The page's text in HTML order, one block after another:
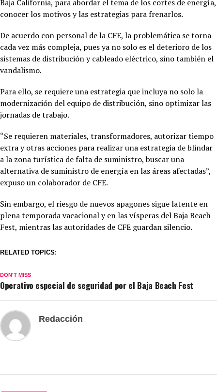
Baja California, para abordar el tema de los cortes de energía,
conocer los motivos y las estrategias para frenarlos.
De acuerdo con personal de la CFE, la problemática se torna
cada vez más compleja, pues ya no solo es el deterioro de los
sistemas de distribución y cableado eléctrico, sino también el
vandalismo.
Para ello, se requiere una estrategia que incluya no solo la
modernización del equipo de distribución, sino optimizar las
jornadas de trabajo.
“Se requieren materiales, transformadores, autorizar tiempo
extra y otras acciones para realizar una estrategia de blindar
a la zona turística de falta de suministro, buscar una
alternativa de suministro de energía en las áreas afectadas”,
expuso un colaborador de CFE.
Sin embargo, el riesgo de nuevos apagones sigue latente en
plena temporada vacacional y en las vísperas del Baja Beach
Fest, mientras las autoridades de CFE guardan silencio.
RELATED TOPICS:
DON'T MISS
Operativo especial de seguridad por el Baja Beach Fest
Redacción